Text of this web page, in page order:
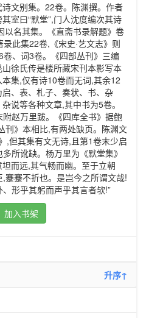
诗文别集。22卷。陈渊撰。作者
其室曰“默堂”,门人沈度编次其诗
以名其集。《直斋书录解题》卷
录此集22卷,《宋史·艺文志》则
卷、词3卷。《四部丛刊》三编
山徐氏传是楼所藏宋刊本影写本
本集,仅有诗10卷而无词,其余12
启、表、札子、奏状、书、杂
说等各种文章,其中书为5卷。
赵万里跋。《四库全书》据鲍
刊》本相比,有两处缺页。陈渊文
,但其集有文无诗,且第1卷末少启
所讹缺。杨万里为《默堂集》
而远,其气畅而幽。至于立朝
蹇蹇不折也。是岂今之所谓文哉!
形乎其躬而声乎其言者欤!”
加入书架
升序↑